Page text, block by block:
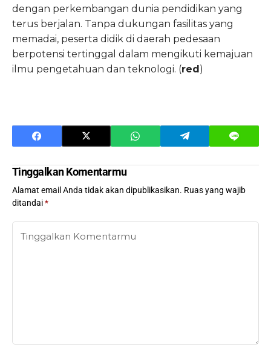
dengan perkembangan dunia pendidikan yang
terus berjalan. Tanpa dukungan fasilitas yang
memadai, peserta didik di daerah pedesaan
berpotensi tertinggal dalam mengikuti kemajuan
ilmu pengetahuan dan teknologi. (red)
Tinggalkan Komentarmu
Alamat email Anda tidak akan dipublikasikan. Ruas yang wajib
ditandai*